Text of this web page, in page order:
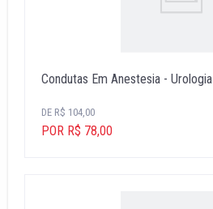
Condutas Em Anestesia - Urologia
DE R$ 104,00
POR R$ 78,00